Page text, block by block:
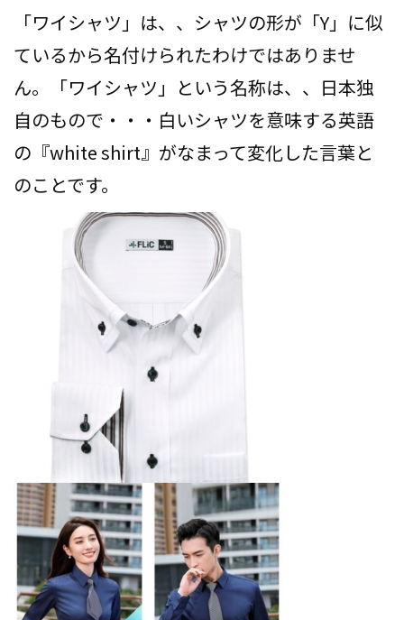
「ワイシャツ」は、、シャツの形が「Y」に似
ているから名付けられたわけではありませ
ん。「ワイシャツ」という名称は、、日本独
自のもので・・・白いシャツを意味する英語
の『white shirt』がなまって変化した言葉と
のことです。